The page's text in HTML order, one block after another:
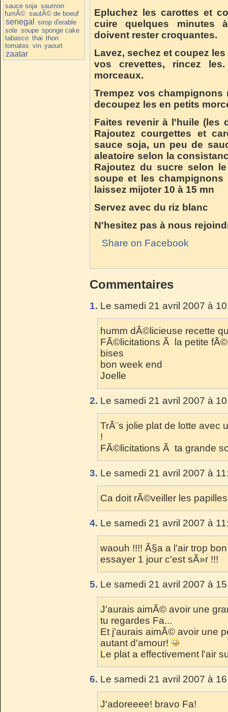
sauce soja saumon
fumÃ© sautÃ© de boeuf
senegal
sirop d'erable
sole soupe sponge cake
tabasco thai thon
tomates vin yaourt
zaatar
Epluchez les carottes et
cuire quelques minutes
doivent rester croquantes.
Lavez, sechez et coupez
vos crevettes, rincez
morceaux.
Trempez vos
decoupez les en petits
Faites revenir à l'huile (les
Rajoutez courgettes et
sauce soja, un peu de
aleatoire selon la
Rajoutez du sucre selon
soupe et les champignons
laissez mijoter 10 à 15 mn
Servez avec du riz blanc
N'hesitez pas à nous
Share on Facebook
Commentaires
1. Le samedi 21 avril 2007 à
humm dÃ©licieuse recette
FÃ©licitations Ã la petite
bises
bon week end
Joelle
2. Le samedi 21 avril 2007 à
TrÃ¨s jolie plat de lotte avec
!
FÃ©licitations Ã ta grande
3. Le samedi 21 avril 2007 à
Ca doit rÃ©veiller les
4. Le samedi 21 avril 2007 à
waouh !!!! Ã§a a l'air trop
essayer 1 jour c'est sÃ»r !!!
5. Le samedi 21 avril 2007 à
J'aurais aimÃ© avoir une
tu regardes Fa...
Et j'aurais aimÃ© avoir une
autant d'amour!
Le plat a effectivement l'air
6. Le samedi 21 avril 2007 à
J'adoreeee! bravo Fa!